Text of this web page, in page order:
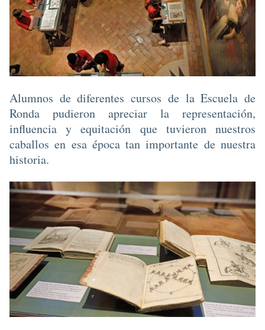
Alumnos de diferentes cursos de la Escuela de
Ronda pudieron apreciar la representación,
influencia y equitación que tuvieron nuestros
caballos en esa época tan importante de nuestra
historia.